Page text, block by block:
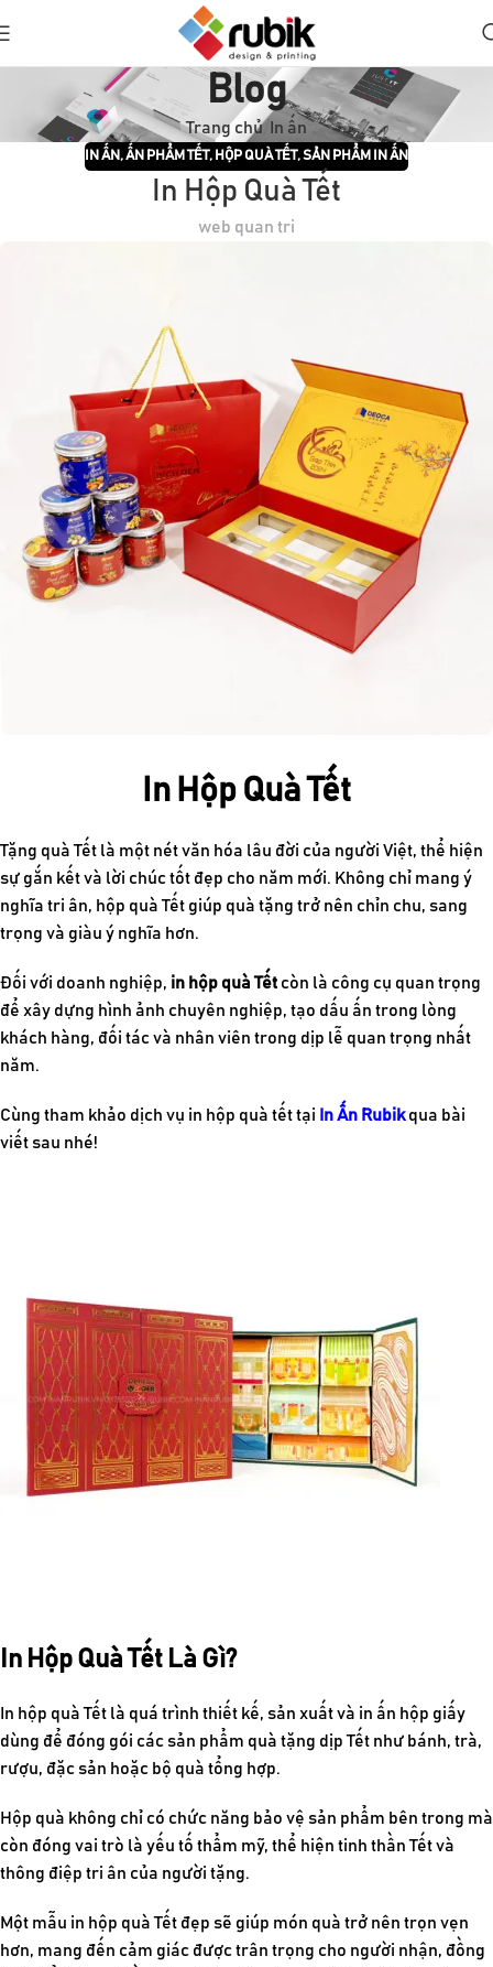
Blog
Trang chủ In ấn
IN ẤN,ẤN PHẨM TẾT, HỘP QUÀ TẾT,SẢN PHẨM IN ẤN
In Hộp Quà Tết
web quan tri
In Hộp Quà Tết
Tặng quà Tết là một nét văn hóa lâu đời của người Việt, thể hiện
sự gắn kết và lời chúc tốt đẹp cho năm mới. Không chỉ mang ý
nghĩa tri ân, hộp quà Tết giúp quà tặng trở nên chỉn chu, sang
trọng và giàu ý nghĩa hơn.
Đối với doanh nghiệp, in hộp quà Tết còn là công cụ quan trọng
để xây dựng hình ảnh chuyên nghiệp, tạo dấu ấn trong lòng
khách hàng, đối tác và nhân viên trong dịp lễ quan trọng nhất
năm.
Cùng tham khảo dịch vụ in hộp quà tết tại In Ấn Rubikqua bài
viết sau nhé!
In Hộp Quà Tết Là Gì?
In hộp quà Tết là quá trình thiết kế, sản xuất và in ấn hộp giấy
dùng để đóng gói các sản phẩm quà tặng dịp Tết như bánh, trà,
rượu, đặc sản hoặc bộ quà tổng hợp.
Hộp quà không chỉ có chức năng bảo vệ sản phẩm bên trong mà
còn đóng vai trò là yếu tố thẩm mỹ, thể hiện tinh thần Tết và
thông điệp tri ân của người tặng.
Một mẫu in hộp quà Tết đẹp sẽ giúp món quà trở nên trọn vẹn
hơn, mang đến cảm giác được trân trọng cho người nhận, đồng